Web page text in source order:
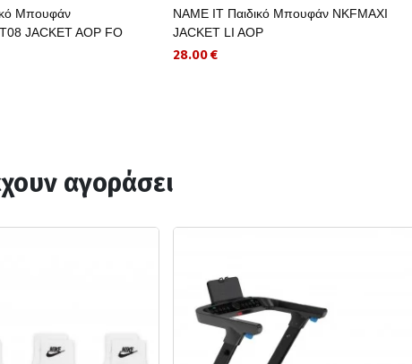
Μπουφάν
JACKET AOP FO
NAME IT Παιδικό Μπουφάν NKFMAXI
JACKET LI AOP
28.00 €
αγοράσει